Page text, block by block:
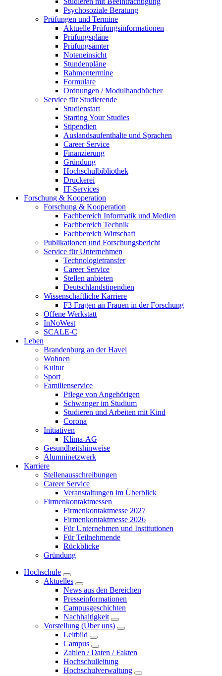
Psychosoziale Beratung
Prüfungen und Termine
Aktuelle Prüfungsinformationen
Prüfungspläne
Prüfungsämter
Noteneinsicht
Stundenpläne
Rahmentermine
Formulare
Ordnungen / Modulhandbücher
Service für Studierende
Studienstart
Starting Your Studies
Stipendien
Auslandsaufenthalte und Sprachen
Career Service
Finanzierung
Gründung
Hochschulbibliothek
Druckerei
IT-Services
Forschung & Kooperation
Forschung & Kooperation
Fachbereich Informatik und Medien
Fachbereich Technik
Fachbereich Wirtschaft
Publikationen und Forschungsbericht
Service für Unternehmen
Technologietransfer
Career Service
Stellen anbieten
Deutschlandstipendien
Wissenschaftliche Karriere
F3 Fragen an Frauen in der Forschung
Offene Werkstatt
InNoWest
SCALE-C
Leben
Brandenburg an der Havel
Wohnen
Kultur
Sport
Familienservice
Pflege von Angehörigen
Schwanger im Studium
Studieren und Arbeiten mit Kind
Corona
Initiativen
Klima-AG
Gesundheitshinweise
Alumninetzwerk
Karriere
Stellenausschreibungen
Career Service
Veranstaltungen im Überblick
Firmenkontaktmessen
Firmenkontaktmesse 2027
Firmenkontaktmesse 2026
Für Unternehmen und Institutionen
Für Teilnehmende
Rückblicke
Gründung
Hochschule
Aktuelles
News aus den Bereichen
Presseinformationen
Campusgeschichten
Nachhaltigkeit
Vorstellung (Über uns)
Leitbild
Campus
Zahlen / Daten / Fakten
Hochschulleitung
Hochschulverwaltung